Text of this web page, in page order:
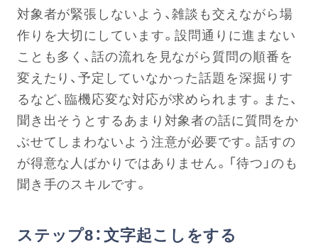
対象者が緊張しないよう、雑談も交えながら場
作りを大切にしています。設問通りに進まない
ことも多く、話の流れを見ながら質問の順番を
変えたり、予定していなかった話題を深掘りす
るなど、臨機応変な対応が求められます。また、
聞き出そうとするあまり対象者の話に質問をか
ぶせてしまわないよう注意が必要です。話すの
が得意な人ばかりではありません。「待つ」のも
聞き手のスキルです。
ステップ8：文字起こしをする